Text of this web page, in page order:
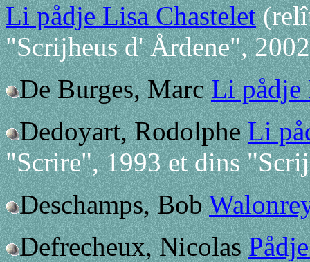
Li pådje Lisa Chastelet
"Scrijheus d' Årdene",
De Burges, MarcLi pådje
Dedoyart, RodolpheLi
"Scrire", 1993 et dins
Deschamps, Bob
Defrecheux, Nicolas